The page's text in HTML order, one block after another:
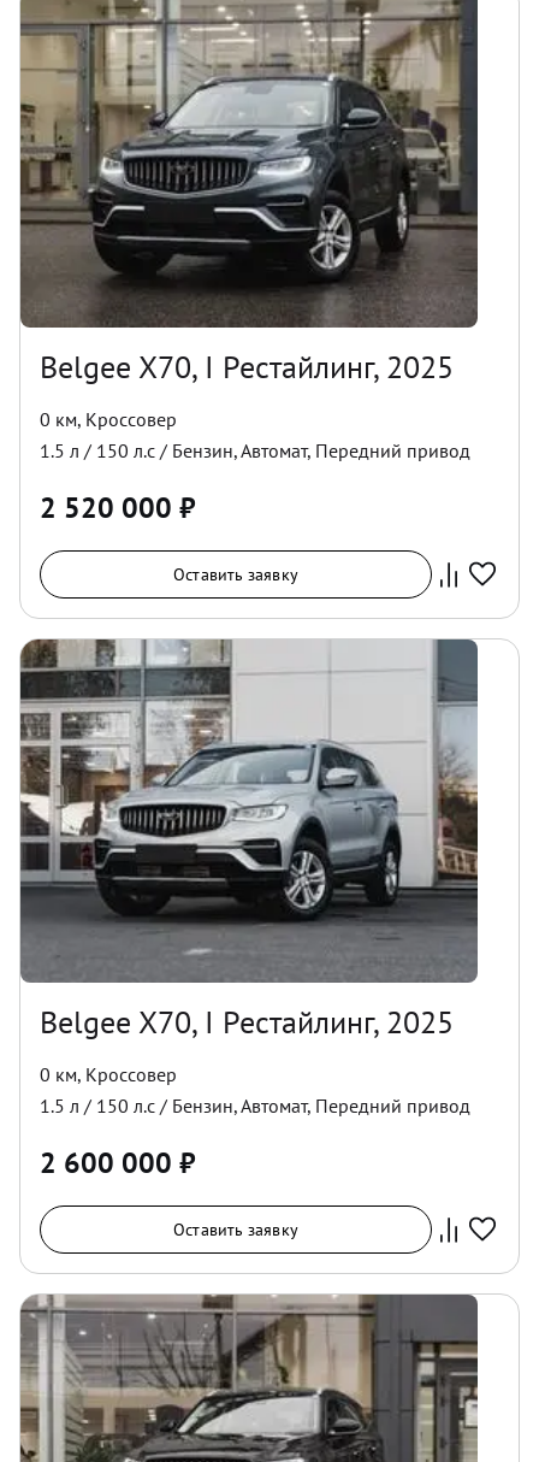
Belgee X70, I Рестайлинг, 2025
0 км, Кроссовер
1.5 л / 150 л.с / Бензин,Автомат, Передний привод
2 520 000 ₽
Оставить заявку
Belgee X70, I Рестайлинг, 2025
0 км, Кроссовер
1.5 л / 150 л.с / Бензин,Автомат, Передний привод
2 600 000 ₽
Оставить заявку